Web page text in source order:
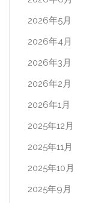
2026年5月
2026年4月
2026年3月
2026年2月
2026年1月
2025年12月
2025年11月
2025年10月
2025年9月